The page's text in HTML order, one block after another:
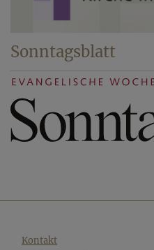
Sonntagsblatt
Fußbereichsmenü
Kontakt